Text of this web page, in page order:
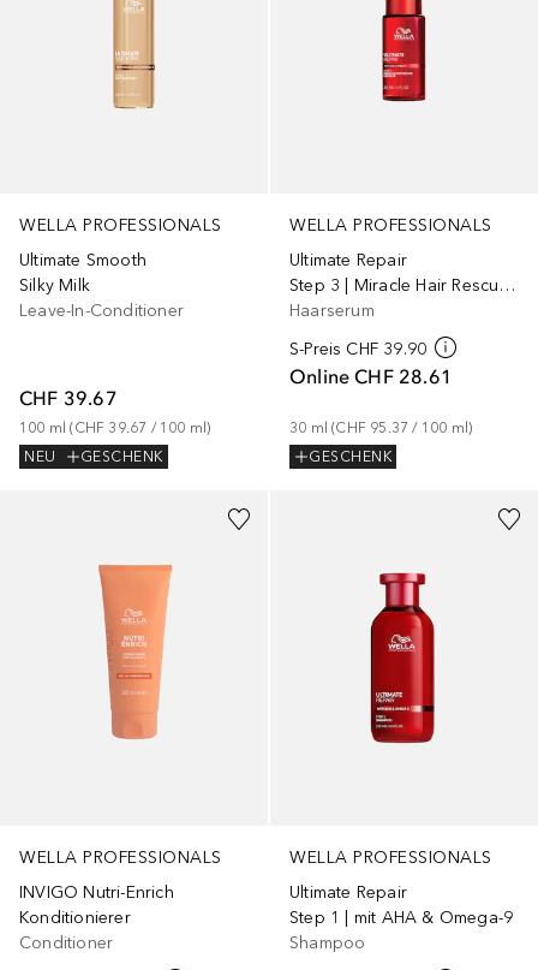
WELLA PROFESSIONALS
Ultimate Smooth
Silky Milk
Leave-In-Conditioner
CHF 39.67
100 ml (CHF 39.67 / 100 ml)
NEU
GESCHENK
WELLA PROFESSIONALS
Ultimate Repair
Step 3 | Miracle Hair Rescue Leave-In mit AHA & Omega-9
Haarserum
S-Preis CHF 39.90
Online CHF 28.61
30 ml (CHF 95.37 / 100 ml)
GESCHENK
WELLA PROFESSIONALS
INVIGO Nutri-Enrich
Konditionierer
Conditioner
WELLA PROFESSIONALS
Ultimate Repair
Step 1 | mit AHA & Omega-9
Shampoo